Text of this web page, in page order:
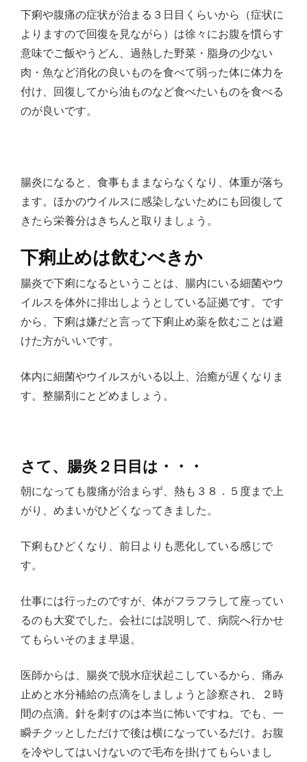
下痢や腹痛の症状が治まる３日目くらいから（症状に
よりますので回復を見ながら）は徐々にお腹を慣らす
意味でご飯やうどん、過熱した野菜・脂身の少ない
肉・魚など消化の良いものを食べて弱った体に体力を
付け、回復してから油ものなど食べたいものを食べる
のが良いです。
腸炎になると、食事もままならなくなり、体重が落ち
ます。ほかのウイルスに感染しないためにも回復して
きたら栄養分はきちんと取りましょう。
下痢止めは飲むべきか
腸炎で下痢になるということは、腸内にいる細菌やウ
イルスを体外に排出しようとしている証拠です。です
から、下痢は嫌だと言って下痢止め薬を飲むことは避
けた方がいいです。
体内に細菌やウイルスがいる以上、治癒が遅くなりま
す。整腸剤にとどめましょう。
さて、腸炎２日目は・・・
朝になっても腹痛が治まらず、熱も３８．５度まで上
がり、めまいがひどくなってきました。
下痢もひどくなり、前日よりも悪化している感じで
す。
仕事には行ったのですが、体がフラフラして座ってい
るのも大変でした。会社には説明して、病院へ行かせ
てもらいそのまま早退。
医師からは、腸炎で脱水症状起こしているから、痛み
止めと水分補給の点滴をしましょうと診察され、２時
間の点滴。針を刺すのは本当に怖いですね。でも、一
瞬チクッとしただけで後は横になっているだけ。お腹
を冷やしてはいけないので毛布を掛けてもらいまし